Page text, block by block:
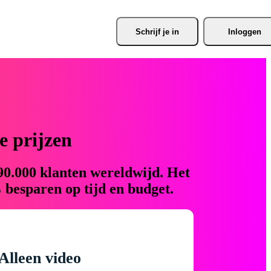
Schrijf je in Inloggen
prijzen
klanten wereldwijd. Het
op tijd en budget.
video